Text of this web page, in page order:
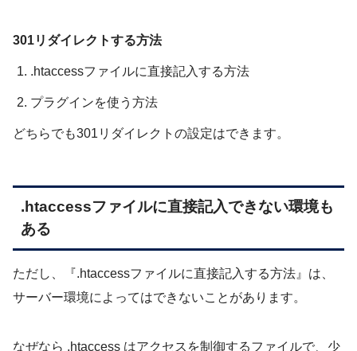
301リダイレクトする方法
.htaccessファイルに直接記入する方法
プラグインを使う方法
どちらでも301リダイレクトの設定はできます。
.htaccessファイルに直接記入できない環境も
ある
ただし、『.htaccessファイルに直接記入する方法』は、
サーバー環境によってはできないことがあります。
なぜなら .htaccess はアクセスを制御するファイルで、少